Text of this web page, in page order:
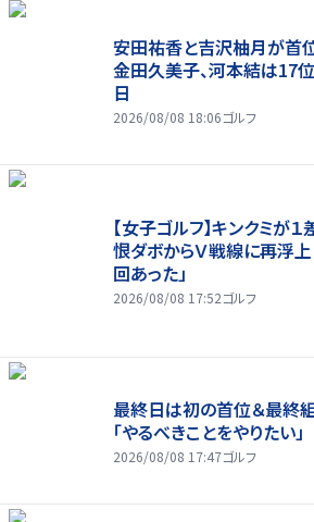
安田祐香と吉沢柚月が首
金田久美子、河本結は17
日
2026/08/08 18:06ゴルフ
【女子ゴルフ】キンクミ
恨ダボからＶ戦線に再浮上
回あった」
2026/08/08 17:52ゴルフ
最終日は初の首位＆最終
「やるべきことをやりたい」
2026/08/08 17:47ゴルフ